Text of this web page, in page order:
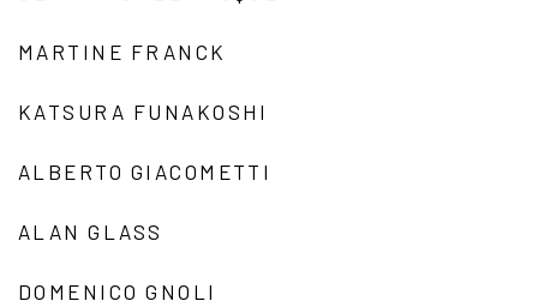
MARTINE FRANCK
KATSURA FUNAKOSHI
ALBERTO GIACOMETTI
ALAN GLASS
DOMENICO GNOLI